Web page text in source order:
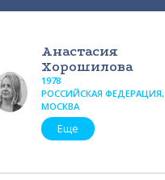
Анастасия
Хорошилова
1978
РОССИЙСКАЯ ФЕДЕРАЦИЯ,
МОСКВА
Еще